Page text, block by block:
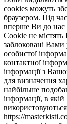
cookies можуть
браузером. Під
вперше Ви до нас
Cookie не
заблоковані
особистої
контактної
інформації з
для визначення
найбільше
інформації, в
https://